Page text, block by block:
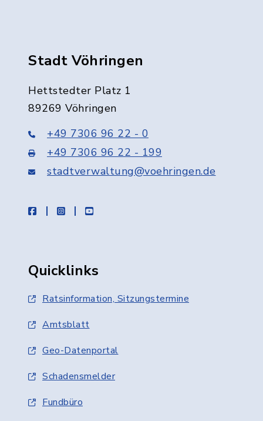
Stadt Vöhringen
Hettstedter Platz 1
89269 Vöhringen
+49 7306 96 22 - 0
+49 7306 96 22 - 199
stadtverwaltung@voehringen.de
facebookinstagramyoutube
Quicklinks
Ratsinformation, Sitzungstermine
Amtsblatt
Geo-Datenportal
Schadensmelder
Fundbüro